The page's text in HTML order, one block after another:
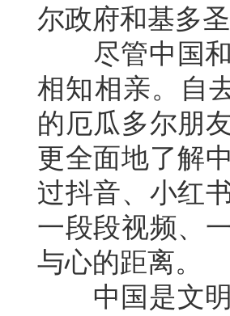
尔政府和基多
尽管中国和
相知相亲。自
的厄瓜多尔朋
更全面地了解
过抖音、小红
一段段视频、
与心的距离。
中国是文明